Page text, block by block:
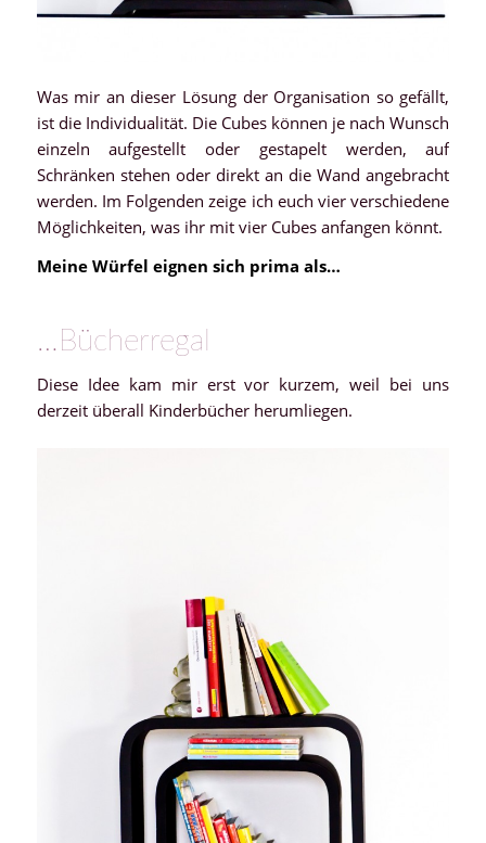
Was mir an dieser Lösung der Organisation so gefällt,
ist die Individualität. Die Cubes können je nach Wunsch
einzeln aufgestellt oder gestapelt werden, auf
Schränken stehen oder direkt an die Wand angebracht
werden. Im Folgenden zeige ich euch vier verschiedene
Möglichkeiten, was ihr mit vier Cubes anfangen könnt.
Meine Würfel eignen sich prima als…
…Bücherregal
Diese Idee kam mir erst vor kurzem, weil bei uns
derzeit überall Kinderbücher herumliegen.